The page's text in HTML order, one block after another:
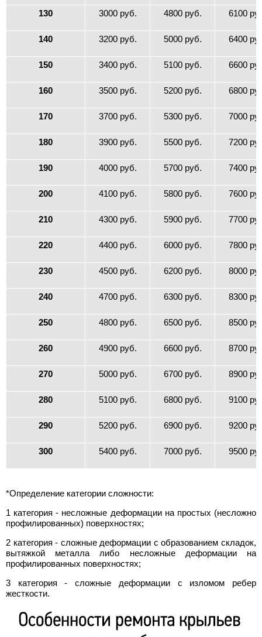
130 3000 руб. 4800 руб. 6100
140 3200 руб. 5000 руб. 6400
150 3400 руб. 5100 руб. 6600
160 3500 руб. 5200 руб. 6800
170 3700 руб. 5300 руб. 7000
180 3900 руб. 5500 руб. 7200
190 4000 руб. 5700 руб. 7400
200 4100 руб. 5800 руб. 7600
210 4300 руб. 5900 руб. 7700
220 4400 руб. 6000 руб. 7800
230 4500 руб. 6200 руб. 8000
240 4700 руб. 6300 руб. 8300
250 4800 руб. 6500 руб. 8500
260 4900 руб. 6600 руб. 8700
270 5000 руб. 6700 руб. 8900
280 5100 руб. 6800 руб. 9100
290 5200 руб. 6900 руб. 9200
300 5400 руб. 7000 руб. 9500
*Определение категории сложности:
1 категория - несложные деформации на простых (несложно
профилированных) поверхностях;
2 категория - сложные деформации с образованием складок,
вытяжкой металла либо несложные деформации на
профилированных поверхностях;
3 категория - сложные деформации с изломом ребер
жесткости.